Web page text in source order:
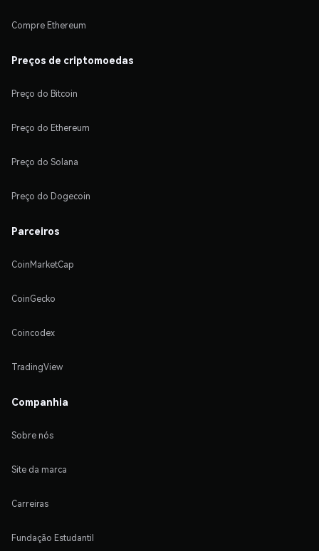
Compre Ethereum
Preços de criptomoedas
Preço do Bitcoin
Preço do Ethereum
Preço do Solana
Preço do Dogecoin
Parceiros
CoinMarketCap
CoinGecko
Coincodex
TradingView
Companhia
Sobre nós
Site da marca
Carreiras
Fundação Estudantil